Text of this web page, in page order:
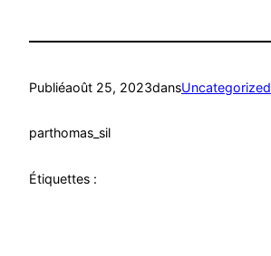
Publiéaoût 25, 2023dansUncategorized
parthomas_sil
Étiquettes :